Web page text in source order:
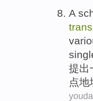
A
提出
点地